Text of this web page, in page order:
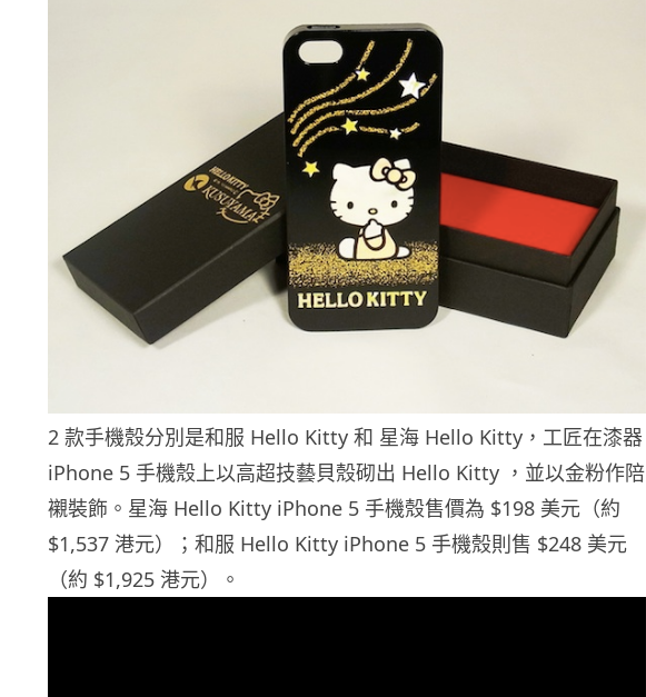
2 款手機殼分別是和服 Hello Kitty 和 星海 Hello Kitty，工匠在漆器
iPhone 5 手機殼上以高超技藝貝殼砌出 Hello Kitty ，並以金粉作陪
襯裝飾。星海 Hello Kitty iPhone 5 手機殼售價為 $198 美元（約
$1,537 港元）；和服 Hello Kitty iPhone 5 手機殼則售 $248 美元
（約 $1,925 港元）。